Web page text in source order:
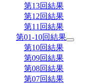
第13回結果
第12回結果
第11回結果
第01-10回結果
第10回結果
第09回結果
第08回結果
第07回結果